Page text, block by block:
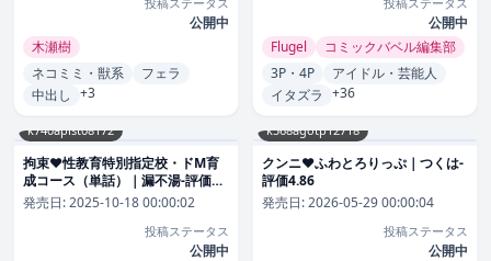
公開中
木瀬樹
ネコミミ・獣系
フェラ
中出し +3
公開中
Flugel
コミックバベル編集部
3P・4P
アイドル・芸能人
イタズラ +36
k740aplst08172
拘束❤性教育特別指定校・ドM育
成コース（単話）｜漏不湯-評価
4.86
発売日:2025-10-18 00:00:02
投稿ステータス
公開中
k568agotp12718
クンニ❤ふわとろりっぷ｜つくは-
評価4.86
発売日:2026-05-29 00:00:04
投稿ステータス
公開中